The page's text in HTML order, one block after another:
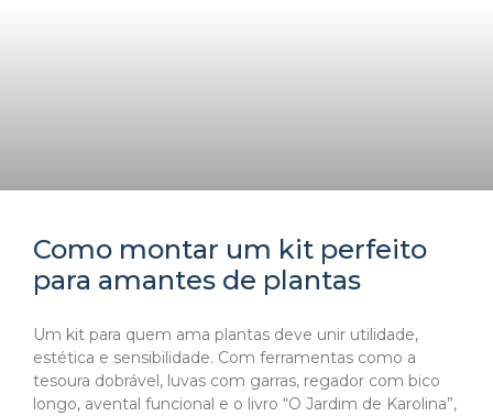
Como montar um kit perfeito
para amantes de plantas
Um kit para quem ama plantas deve unir utilidade,
estética e sensibilidade. Com ferramentas como a
tesoura dobrável, luvas com garras, regador com bico
longo, avental funcional e o livro “O Jardim de Karolina”,